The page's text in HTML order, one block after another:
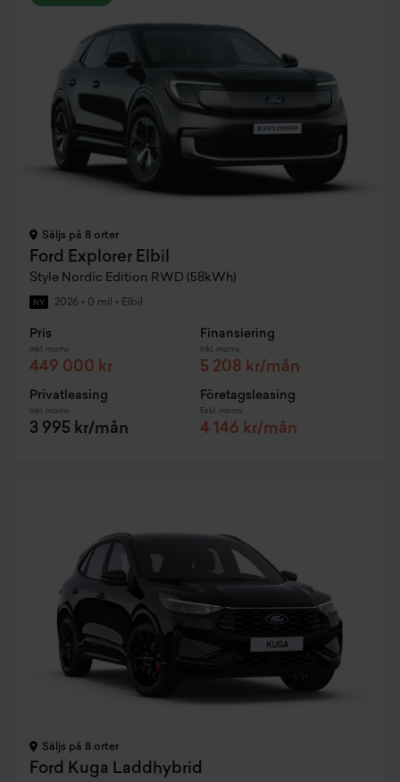
Säljs på 8 orter
Ford Explorer Elbil
Style Nordic Edition RWD (58kWh)
NY 2026 • 0 mil • Elbil
Pris
Inkl. moms
449 000 kr
Finansiering
Inkl. moms
5 208 kr/mån
Privatleasing
Inkl. moms
3 995 kr/mån
Företagsleasing
Exkl. moms
4 146 kr/mån
Säljs på 8 orter
Ford Kuga Laddhybrid